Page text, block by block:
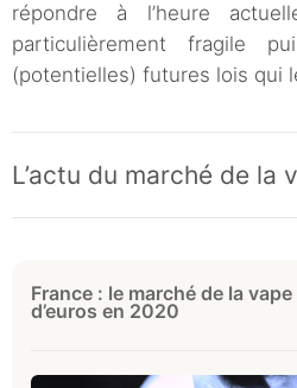
répondre à l’heure
particulièrement fragile
(potentielles) futures lois qui
L’actu du marché de la
France : le marché de la
d’euros en 2020